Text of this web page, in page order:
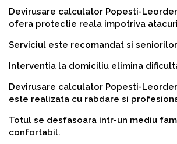
Devirusare calculator Popesti-
ofera protectie reala impotriva
Serviciul este recomandat si
Interventia la domiciliu elimina
Devirusare calculator Popesti-
este realizata cu rabdare si
Totul se desfasoara intr-un mediu
confortabil.